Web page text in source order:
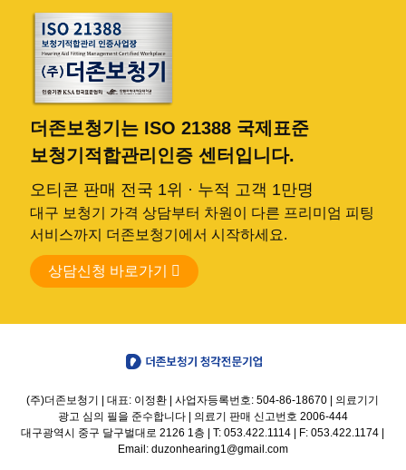
더존보청기는 ISO 21388 국제표준
보청기적합관리인증 센터입니다.
오티콘 판매 전국 1위 · 누적 고객 1만명
대구 보청기 가격 상담부터 차원이 다른 프리미엄 피팅
서비스까지 더존보청기에서 시작하세요.
상담신청 바로가기
(주)더존보청기 | 대표: 이정환 | 사업자등록번호: 504-86-18670 | 의료기기
광고 심의 필을 준수합니다 | 의료기 판매 신고번호 2006-444
대구광역시 중구 달구벌대로 2126 1층 | T: 053.422.1114 | F: 053.422.1174 |
Email: duzonhearing1@gmail.com